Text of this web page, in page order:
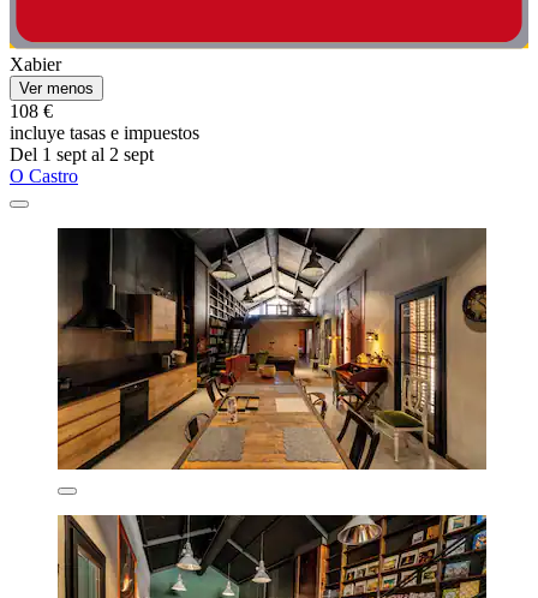
Xabier
Ver menos
108 €
incluye tasas e impuestos
Del 1 sept al 2 sept
O Castro